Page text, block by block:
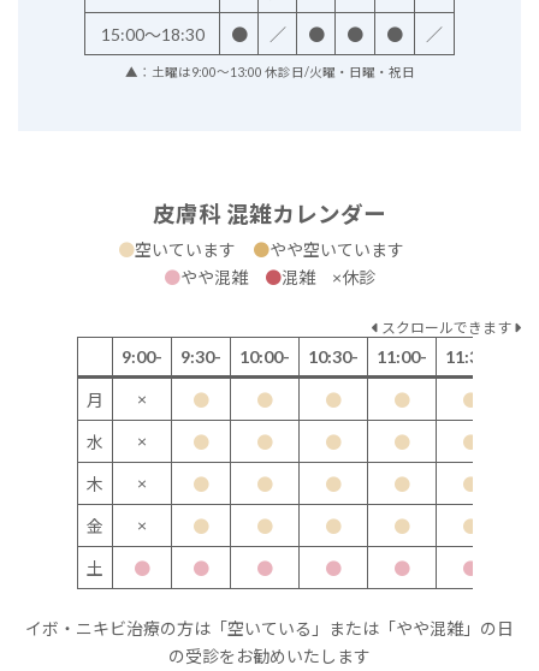
15:00～18:30 ● ／ ● ● ● ／
▲：土曜は9:00～13:00 休診日/火曜・日曜・祝日
皮膚科 混雑カレンダー
●空いています ●やや空いています
●やや混雑 ●混雑 ×休診
スクロールできます
9:00- 9:30- 10:00- 10:30- 11:00- 11:30-
月 × ● ● ● ● ●
水 × ● ● ● ● ●
木 × ● ● ● ● ●
金 × ● ● ● ● ●
土 ● ● ● ● ● ●
イボ・ニキビ治療の方は「空いている」または「やや混雑」の日
の受診をお勧めいたします